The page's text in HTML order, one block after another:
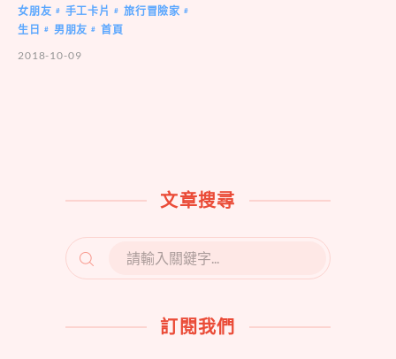
女朋友 # 手工卡片 # 旅行冒險家 #
生日 # 男朋友 #
首頁
2018-10-09
文章搜尋
SEARCH
FOR:
訂閱我們